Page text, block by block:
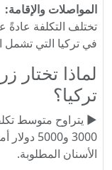
المواصلات والإقامة:
تختلف التكلفة عادةً
في تركيا التي تشمل
لماذا تختار
تركيا؟
► يتراوح متوسط
3000
الأسنان المطلوبة.